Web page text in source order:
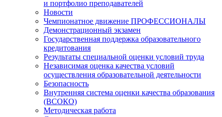
и портфолио преподавателей
Новости
Чемпионатное движение ПРОФЕССИОНАЛЫ
Демонстрационный экзамен
Государственная поддержка образовательного
кредитования
Результаты специальной оценки условий труда
Независимая оценка качества условий
осуществления образовательной деятельности
Безопасность
Внутренняя система оценки качества образования
(ВСОКО)
Методическая работа